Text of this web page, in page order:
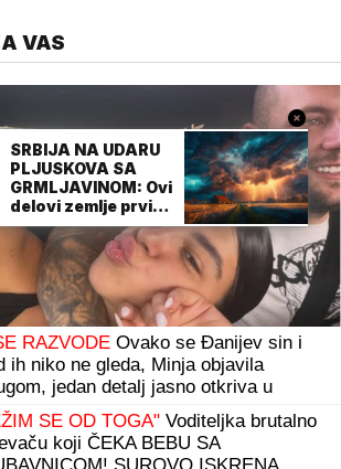
SRBIJA NA UDARU
PLJUSKOVA SA
GRMLJAVINOM: Ovi
delovi zemlje prvi
na udadru
VAS
RAZVODE Ovako se Đanijev sin i
ih niko ne gleda, Minja objavila
jedan detalj jasno otkriva u
SE OD TOGA" Voditeljka brutalno
koji ČEKA BEBU SA